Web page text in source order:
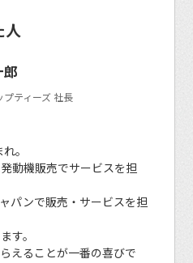
人
郎
プティーズ 社長
。
動機販売でサービスを担
パンで販売・サービスを担
す。
えることが一番の喜びで